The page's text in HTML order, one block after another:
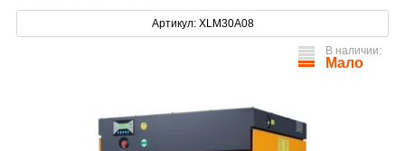
Артикул: XLM30A08
В наличии:
Мало